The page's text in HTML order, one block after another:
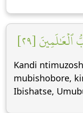
[٢٩]
Kandi
mubishobore,
Ibishatse,